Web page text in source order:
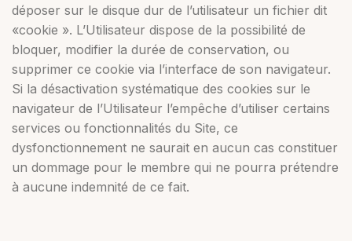
déposer sur le disque dur de l’utilisateur un fichier dit
«cookie ». L’Utilisateur dispose de la possibilité de
bloquer, modifier la durée de conservation, ou
supprimer ce cookie via l’interface de son navigateur.
Si la désactivation systématique des cookies sur le
navigateur de l’Utilisateur l’empêche d’utiliser certains
services ou fonctionnalités du Site, ce
dysfonctionnement ne saurait en aucun cas constituer
un dommage pour le membre qui ne pourra prétendre
à aucune indemnité de ce fait.